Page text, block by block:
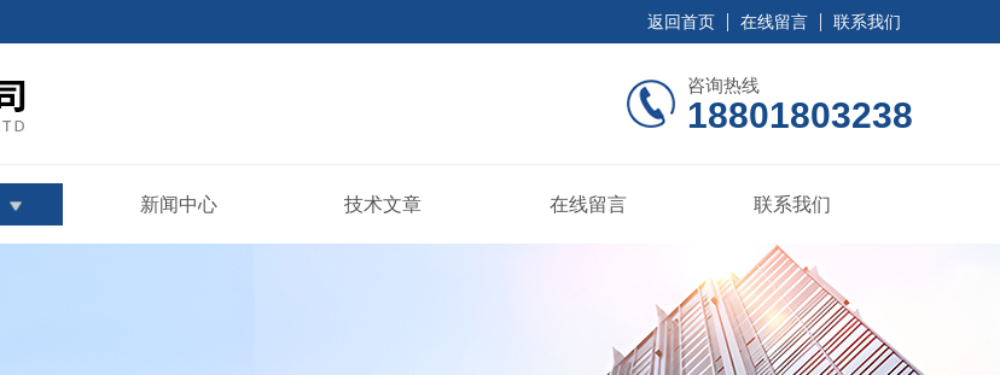
返回首页 在线留言 联系我们
咨询热线
18801803238
新闻中心 技术文章 在线留言 联系我们